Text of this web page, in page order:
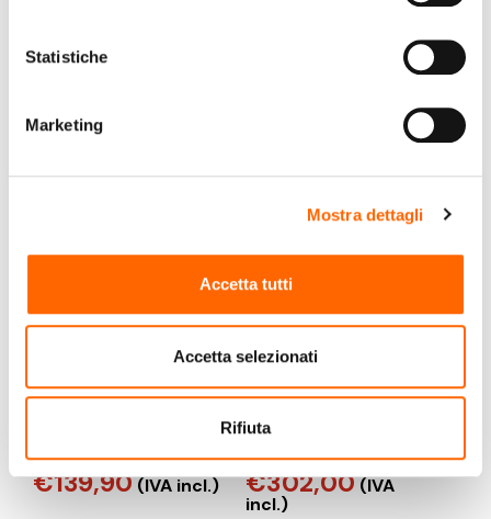
Statistiche
Marketing
Mostra dettagli
Accetta tutti
Accetta selezionati
Rifiuta
PROGARDEN KRAKA SET
€139,90 (IVA incl.)
PROGARDEN
Ipae-Progarden Set
€302,00 (IVA
incl.)